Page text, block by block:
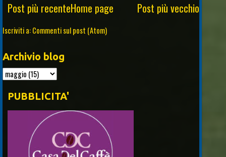
Post più recente Post più vecchio
Home page
Iscriviti a:Commenti sul post (Atom)
Archivio blog
PUBBLICITA'